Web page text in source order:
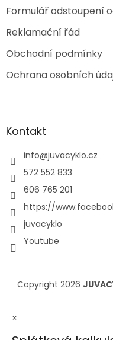
Formulář odstoupení
Reklamační řád
Obchodní podmínky
Ochrana osobních
Kontakt
info@juvacyklo.cz
572 552 833
606 765 201
https://
juvacyklo
Youtube
Copyright 2026
×